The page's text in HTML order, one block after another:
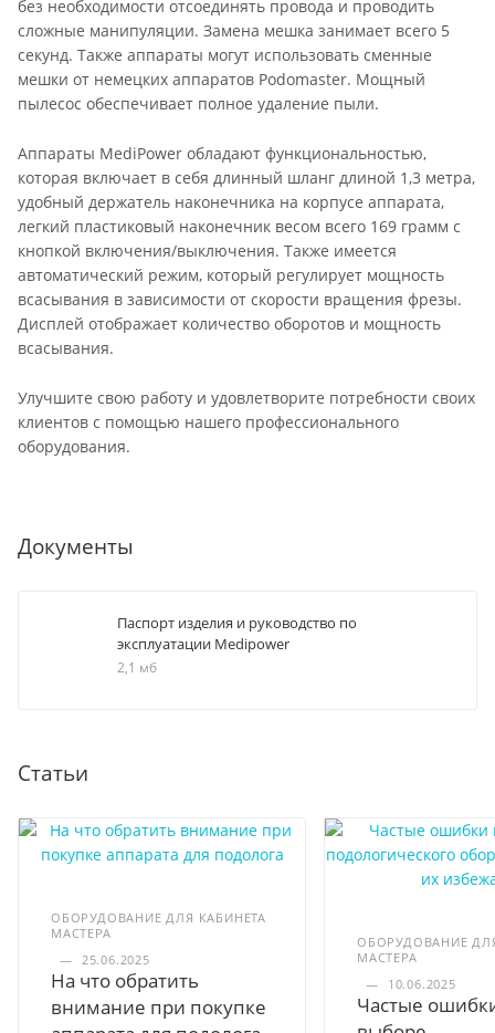
без необходимости отсоединять провода и проводить
сложные манипуляции. Замена мешка занимает всего 5
секунд. Также аппараты могут использовать сменные
мешки от немецких аппаратов Podomaster. Мощный
пылесос обеспечивает полное удаление пыли.
Аппараты MediPower обладают функциональностью,
которая включает в себя длинный шланг длиной 1,3 метра,
удобный держатель наконечника на корпусе аппарата,
легкий пластиковый наконечник весом всего 169 грамм с
кнопкой включения/выключения. Также имеется
автоматический режим, который регулирует мощность
всасывания в зависимости от скорости вращения фрезы.
Дисплей отображает количество оборотов и мощность
всасывания.
Улучшите свою работу и удовлетворите потребности своих
клиентов с помощью нашего профессионального
оборудования.
Документы
Паспорт изделия и руководство по
эксплуатации Medipower
2,1 мб
Статьи
ОБОРУДОВАНИЕ ДЛЯ КАБИНЕТА
МАСТЕРА
— 25.06.2025
На что обратить
внимание при покупке
ОБОРУДОВАНИЕ
МАСТЕРА
—
10.06.2025
Частые